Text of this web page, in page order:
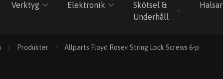
Verktyg Elektronik
Skötsel &
Underhåll
Halsar
Produkter Allparts Floyd Rose« String Lock Screws 6-p